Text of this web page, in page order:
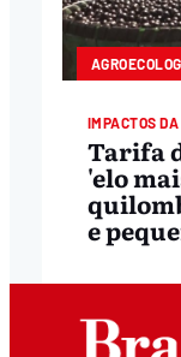
IMPACTOS
Tarifa
'elo
e